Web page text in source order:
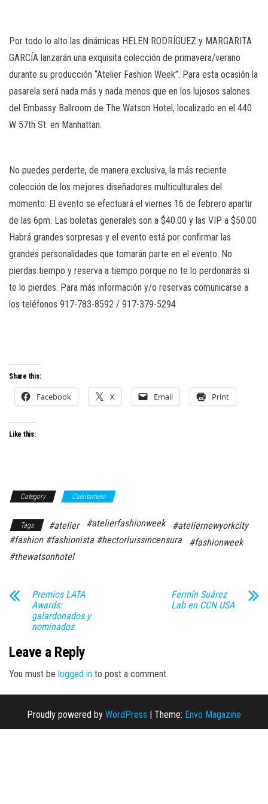
Por todo lo alto las dinámicas HELEN RODRÍGUEZ y MARGARITA
GARCÍA lanzarán una exquisita colección de primavera/verano
durante su producción “Atelier Fashion Week”. Para esta ocasión la
pasarela será nada más y nada menos que en los lujosos salones
del Embassy Ballroom de The Watson Hotel, localizado en el 440
W 57th St. en Manhattan.
No puedes perderte, de manera exclusiva, la más reciente
colección de los mejores diseñadores multiculturales del
momento. El evento se efectuará el viernes 16 de febrero apartir
de las 6pm. Las boletas generales son a $40.00 y las VIP a $50.00
Habrá grandes sorpresas y el evento está por confirmar las
grandes personalidades que tomarán parte en el evento. No
pierdas tiempo y reserva a tiempo porque no te lo perdonarás si
te lo pierdes. Para más información y/o reservas comunicarse a
los teléfonos 917-783-8592 / 917-379-5294
Share this:
Facebook X Email Print
Like this:
Category Cuéntamelo
Tags #atelier #atelierfashionweek
#ateliernewyorkcity
#fashion #fashionista #hectorluissincensura
#fashionweek
#thewatsonhotel
Premios LATA
Awards:
galardonados y
nominados
Fermín Suárez
Lab en CCN USA
Leave a Reply
You must be logged in to post a comment.
Proudly powered by WordPress | Theme: Envo Magazine